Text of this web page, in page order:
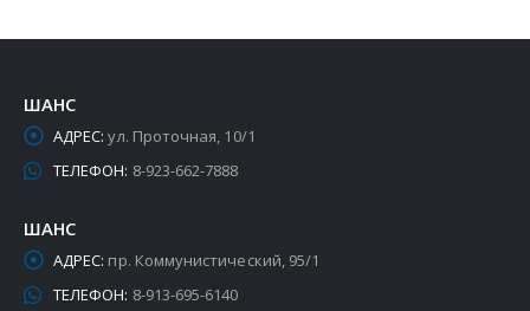
ШАНС
АДРЕС: ул. Проточная, 10/1
ТЕЛЕФОН: 8-923-662-7888
ШАНС
АДРЕС: пр. Коммунистический, 95/1
ТЕЛЕФОН: 8-913-695-6140